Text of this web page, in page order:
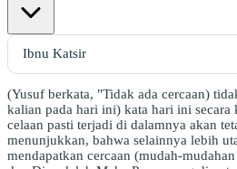
(Yusuf berkata, "Tidak ada cercaan)
kalian pada hari ini) kata hari ini secara
celaan pasti terjadi di dalamnya akan
menunjukkan, bahwa selainnya lebih
mendapatkan cercaan (mudah-